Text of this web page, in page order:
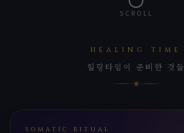
SCROLL
HEALING TIME
힐링타임이 준비한 것들
SOMATIC RITUAL